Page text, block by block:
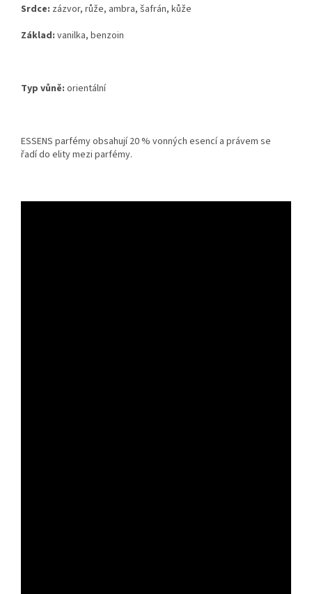
Srdce: zázvor, růže, ambra, šafrán, kůže
Základ: vanilka, benzoin
Typ vůně: orientální
ESSENS parfémy obsahují 20 % vonných esencí a právem se
řadído elitymezi parfémy.